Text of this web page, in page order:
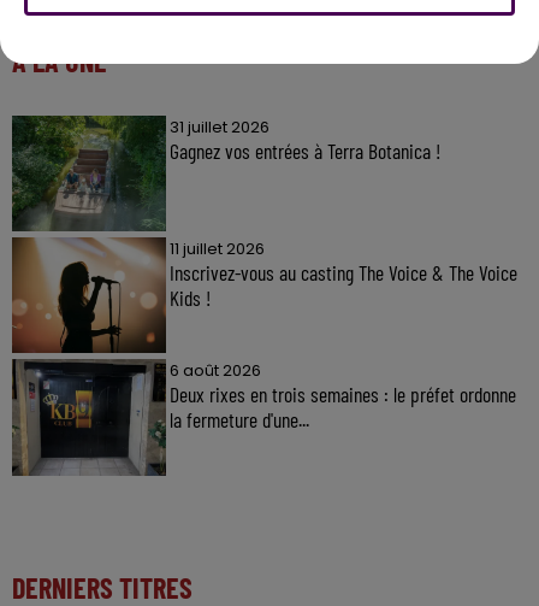
À LA UNE
31 juillet 2026
Gagnez vos entrées à Terra Botanica !
11 juillet 2026
Inscrivez-vous au casting The Voice & The Voice
Kids !
6 août 2026
Deux rixes en trois semaines : le préfet ordonne
la fermeture d'une...
DERNIERS TITRES